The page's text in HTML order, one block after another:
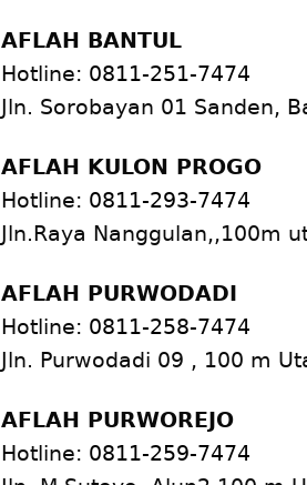
AFLAH BANTUL
Hotline: 0811-251-7474
Jln. Sorobayan 01 Sanden,
AFLAH KULON PROGO
Hotline: 0811-293-7474
Jln.Raya Nanggulan,,100m
AFLAH PURWODADI
Hotline: 0811-258-7474
Jln. Purwodadi 09 , 100 m
AFLAH PURWOREJO
Hotline: 0811-259-7474